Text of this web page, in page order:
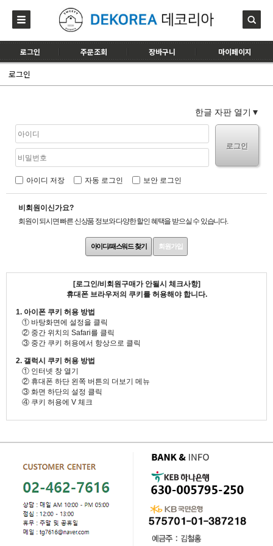
로그인 주문조회 장바구니 마이페이지
로그인
한글 자판 열기
로그인
아이디 저장 자동 로그인 보안 로그인
비회원이신가요?
회원이 되시면 빠른 신상품 정보와 다양한 할인 혜택을 받으실 수 있습니다.
아이디/패스워드 찾기 회원가입
[로그인/비회원구매가 안될시 체크사항]
휴대폰 브라우저의 쿠키를 허용해야 합니다.
1. 아이폰 쿠키 허용 방법
① 바탕화면에 설정을 클릭
② 중간 위치의 Safari를 클릭
③ 중간 쿠키 허용에서 항상으로 클릭
2. 갤럭시 쿠키 허용 방법
① 인터넷 창 열기
② 휴대폰 하단 왼쪽 버튼의 더보기 메뉴
③ 화면 하단의 설정 클릭
④ 쿠키 허용에 V 체크